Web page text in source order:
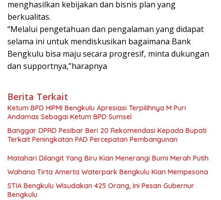
menghasilkan kebijakan dan bisnis plan yang
berkualitas.
“Melalui pengetahuan dan pengalaman yang didapat
selama ini untuk mendiskusikan bagaimana Bank
Bengkulu bisa maju secara progresif, minta dukungan
dan supportnya,”harapnya
Berita Terkait
Ketum BPD HIPMI Bengkulu Apresiasi Terpilihnya M Puri
Andamas Sebagai Ketum BPD Sumsel
Banggar DPRD Pesibar Beri 20 Rekomendasi Kepada Bupati
Terkait Peningkatan PAD Percepatan Pembangunan
Matahari Dilangit Yang Biru Kian Menerangi Bumi Merah Putih
Wahana Tirta Amerta Waterpark Bengkulu Kian Mempesona
STIA Bengkulu Wisudakan 425 Orang, Ini Pesan Gubernur
Bengkulu